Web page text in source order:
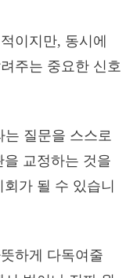
이지만, 동시에
주는 중요한 신호
는 질문을 스스로
교정하는 것을
가 될 수 있습니
하게 다독여줄